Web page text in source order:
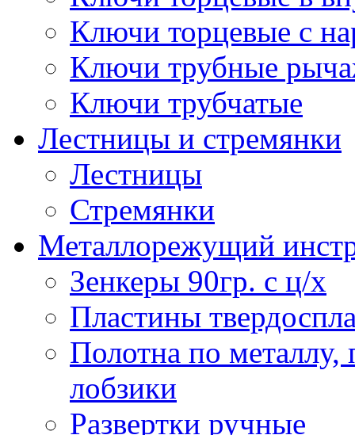
Ключи торцевые с
Ключи трубные
Ключи трубчатые
Лестницы и стремянки
Лестницы
Стремянки
Металлорежущий
Зенкеры 90гр. с ц/х
Пластины
Полотна по
лобзики
Развертки ручные